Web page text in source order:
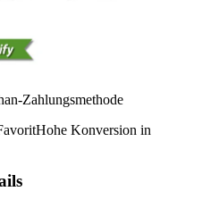
Zahlungsmethode
Hohe Konversion in